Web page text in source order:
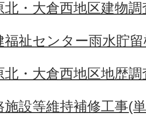
北・大倉西地区建物
福祉センター雨水貯
北・大倉西地区地歴
施設等維持補修工事(